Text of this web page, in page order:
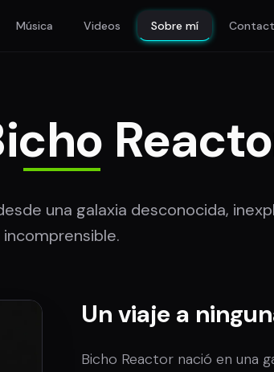
Música Videos Sobre mí
una galaxia desconocida,
incomprensible.
Un viaje a
Bicho Reactor nació en una